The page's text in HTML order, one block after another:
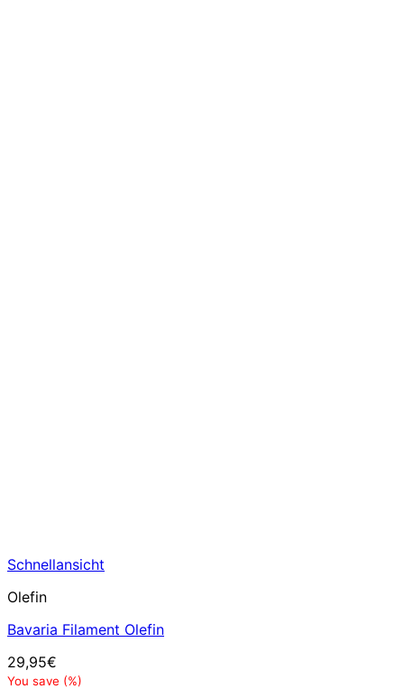
Schnellansicht
Olefin
Bavaria Filament Olefin
29,95€
You save (%)